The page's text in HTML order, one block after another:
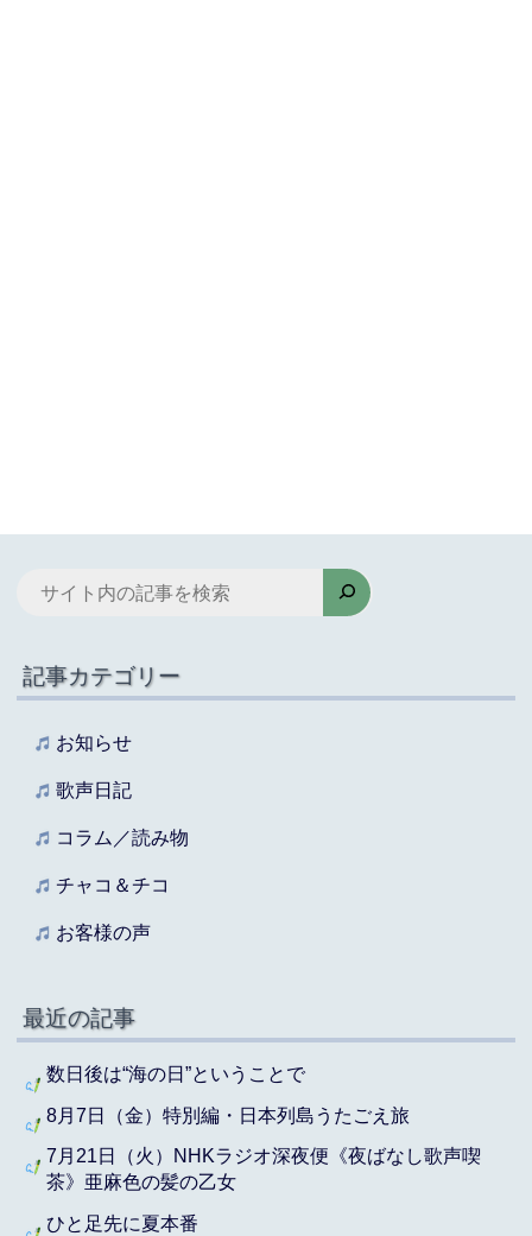
記事カテゴリー
お知らせ
歌声日記
コラム／読み物
チャコ＆チコ
お客様の声
最近の記事
数日後は“海の日”ということで
8月7日（金）特別編・日本列島うたごえ旅
7月21日（火）NHKラジオ深夜便《夜ばなし歌声喫
茶》亜麻色の髪の乙女
ひと足先に夏本番